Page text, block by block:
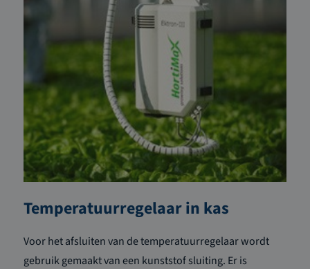
Temperatuurregelaar in kas
Voor het afsluiten van de temperatuurregelaar wordt
gebruik gemaakt van een kunststof sluiting. Er is